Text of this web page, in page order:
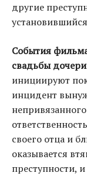
другие
События
свадьбы
инициируют
инцидент
своего отца и
оказывается
преступности,